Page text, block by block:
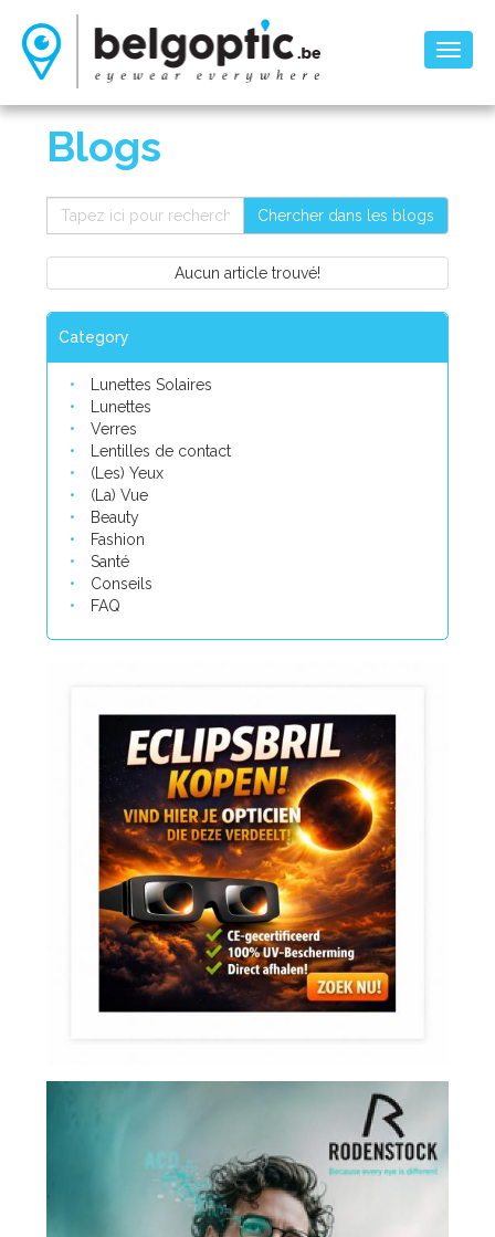
Blogs
Chercher dans les blogs
Aucun article trouvé!
Category
Lunettes Solaires
Lunettes
Verres
Lentilles de contact
(Les) Yeux
(La) Vue
Beauty
Fashion
Santé
Conseils
FAQ